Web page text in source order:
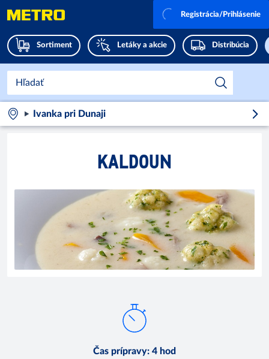
Sortiment Letáky a akcie Distribúcia
Registrácia/Prihlásenie
Ivanka pri Dunaji
KALDOUN
Čas prípravy: 4 hod